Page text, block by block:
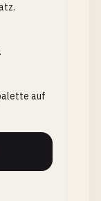
auf